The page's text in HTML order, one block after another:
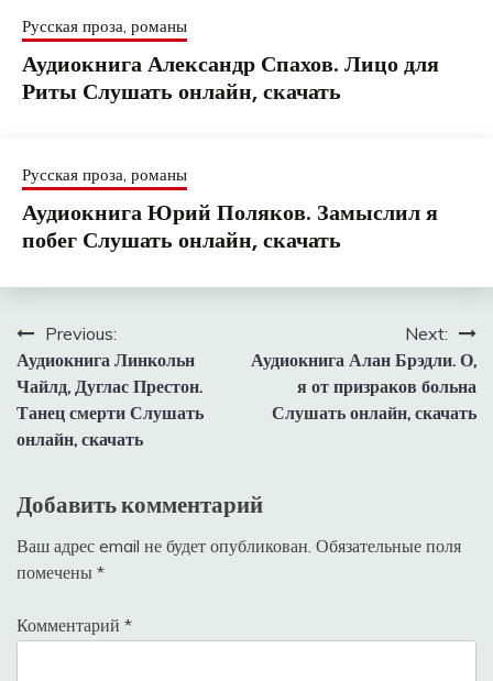
Русская проза, романы
Аудиокнига Александр Спахов. Лицо для
Риты Слушать онлайн, скачать
Русская проза, романы
Аудиокнига Юрий Поляков. Замыслил я
побег Слушать онлайн, скачать
Навигация
по
записям
Previous:
Аудиокнига Линкольн
Чайлд, Дуглас Престон.
Танец смерти Слушать
онлайн, скачать
Next:
Аудиокнига Алан Брэдли. О,
я от призраков больна
Слушать онлайн, скачать
Добавить комментарий
Ваш адрес email не будет опубликован. Обязательные поля
помечены *
Комментарий *